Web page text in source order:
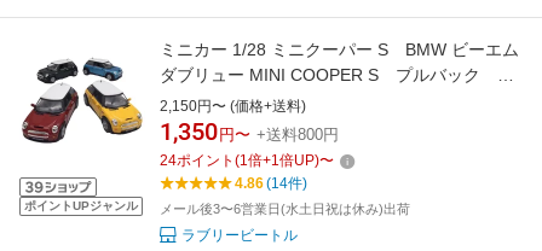
ポイントUPジャンル
ミニカー 1/28 ミニクーパー S BMW ビーエム
ダブリュー MINI COOPER S プルバック キ
ンスマート 車 男の子 プレゼント 【A】
2,150円〜 (価格+送料)
1,350 円〜 +送料800円
24ポイント (1倍+1倍UP)〜
4.86(14件)
メール後3〜6営業日(水土日祝は休み)出荷
ラブリービートル